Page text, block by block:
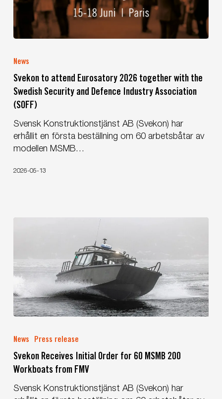
to
Eurosatory
2026
together
with
the
Swedish
and
(SOFF)
News
Svekon to attend Eurosatory 2026 together with the
Swedish Security and Defence Industry Association
(SOFF)
Svensk Konstruktionstjänst AB (Svekon) har
erhållit en första beställning om 60 arbetsbåtar av
modellen MSMB…
2026-05-13
Receives
Order
for
60
MSMB
News Press release
Svekon Receives Initial Order for 60 MSMB 200
Workboats from FMV
Svensk Konstruktionstjänst AB (Svekon) har